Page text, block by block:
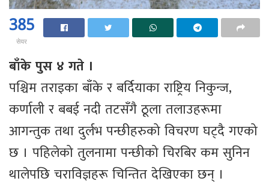
385
सेयर
बाँके पुस ४ गते ।
पश्चिम तराइका बाँके र बर्दियाका राष्ट्रिय निकुन्ज,
कर्णाली र बबई नदी तटसँगै ठूला तलाउहरूमा
आगन्तुक तथा दुर्लभ पन्छीहरुको विचरण घट्दै गएको
छ । पहिलेको तुलनामा पन्छीको चिरबिर कम सुनिन
थालेपछि चराविज्ञहरू चिन्तित देखिएका छन् ।